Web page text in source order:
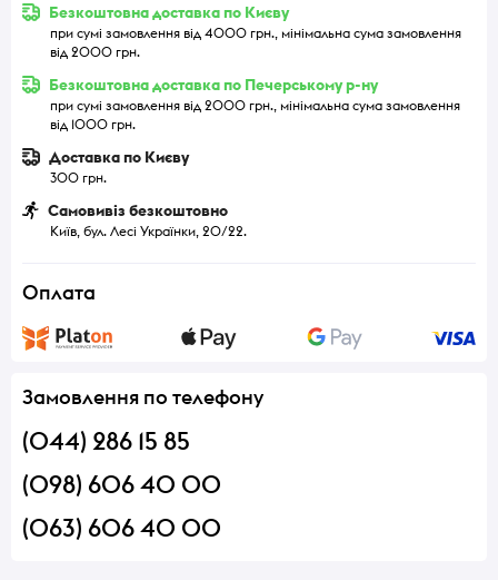
Безкоштовна доставка по Києву
при сумі замовлення від 4000 грн., мінімальна сума замовлення
від 2000 грн.
Безкоштовна доставка по Печерському р-ну
при сумі замовлення від 2000 грн., мінімальна сума замовлення
від 1000 грн.
Доставка по Києву
300 грн.
Самовивіз безкоштовно
Київ, бул. Лесі Українки, 20/22.
Оплата
Замовлення по телефону
(044) 286 15 85
(098) 606 40 00
(063) 606 40 00